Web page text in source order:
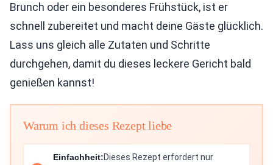
Brunch oder ein besonderes Frühstück, ist er
schnell zubereitet und macht deine Gäste glücklich.
Lass uns gleich alle Zutaten und Schritte
durchgehen, damit du dieses leckere Gericht bald
genießen kannst!
Warum ich dieses Rezept liebe
Einfachheit:Dieses Rezept erfordert nur